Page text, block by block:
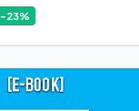
-23%